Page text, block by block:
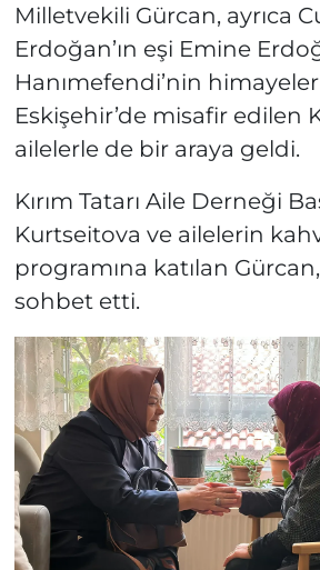
Milletvekili Gürcan, ayrıca
Erdoğan’ın eşi Emine
Hanımefendi’nin
Eskişehir’de misafir edilen
ailelerle de bir araya geldi.
Kırım Tatarı Aile Derneği
Kurtseitova ve ailelerin
programına katılan
sohbet etti.